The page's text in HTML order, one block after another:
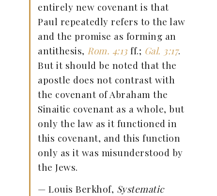
entirely new covenant is that
Paul repeatedly refers to the law
and the promise as forming an
antithesis, Rom. 4:13 ff.; Gal. 3:17.
But it should be noted that the
apostle does not contrast with
the covenant of Abraham the
Sinaitic covenant as a whole, but
only the law as it functioned in
this covenant, and this function
only as it was misunderstood by
the Jews.
— Louis Berkhof, Systematic